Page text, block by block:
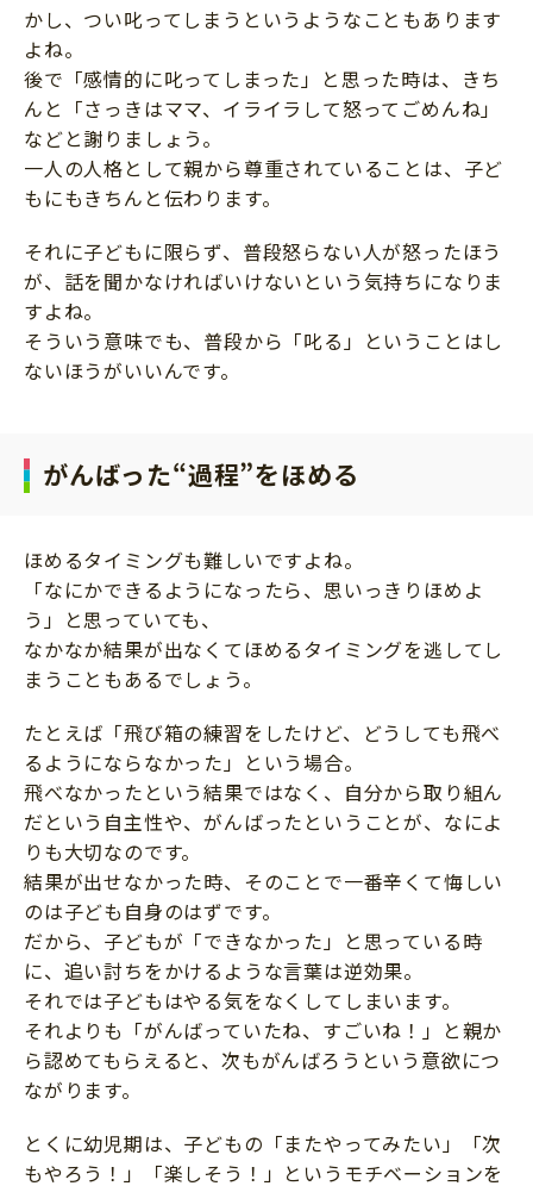
かし、つい叱ってしまうというようなこともあります
よね。
後で「感情的に叱ってしまった」と思った時は、きち
んと「さっきはママ、イライラして怒ってごめんね」
などと謝りましょう。
一人の人格として親から尊重されていることは、子ど
もにもきちんと伝わります。
それに子どもに限らず、普段怒らない人が怒ったほう
が、話を聞かなければいけないという気持ちになりま
すよね。
そういう意味でも、普段から「叱る」ということはし
ないほうがいいんです。
がんばった“過程”をほめる
ほめるタイミングも難しいですよね。
「なにかできるようになったら、思いっきりほめよ
う」と思っていても、
なかなか結果が出なくてほめるタイミングを逃してし
まうこともあるでしょう。
たとえば「飛び箱の練習をしたけど、どうしても飛べ
るようにならなかった」という場合。
飛べなかったという結果ではなく、自分から取り組ん
だという自主性や、がんばったということが、なによ
りも大切なのです。
結果が出せなかった時、そのことで一番辛くて悔しい
のは子ども自身のはずです。
だから、子どもが「できなかった」と思っている時
に、追い討ちをかけるような言葉は逆効果。
それでは子どもはやる気をなくしてしまいます。
それよりも「がんばっていたね、すごいね！」と親か
ら認めてもらえると、次もがんばろうという意欲につ
ながります。
とくに幼児期は、子どもの「またやってみたい」「次
もやろう！」「楽しそう！」というモチベーションを